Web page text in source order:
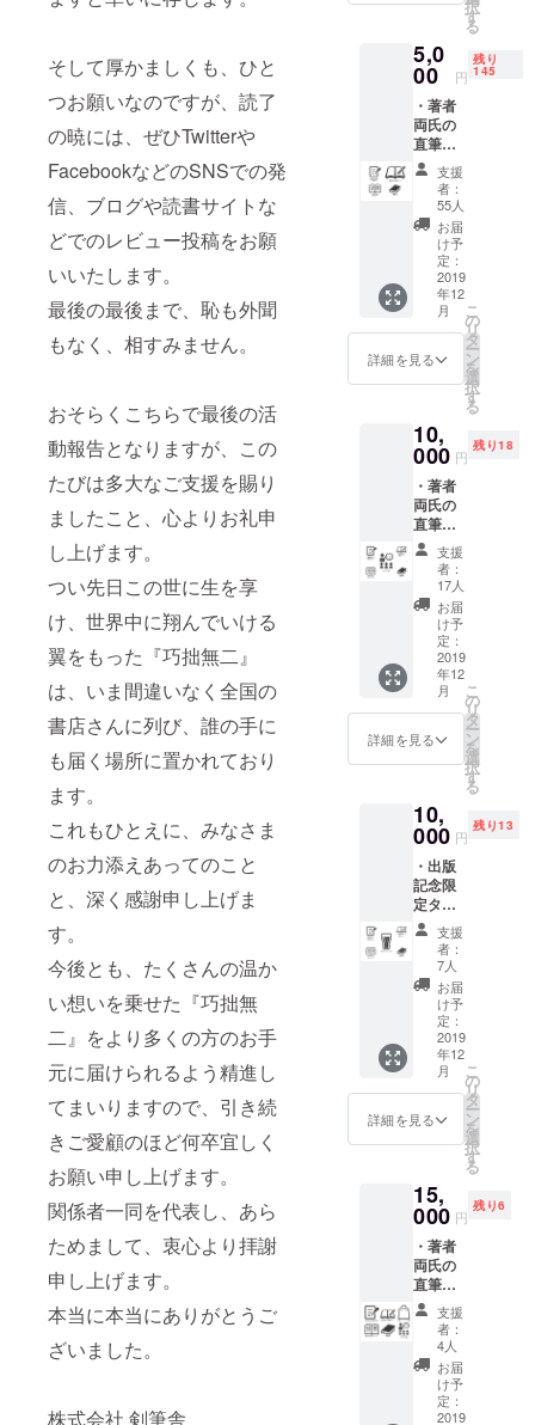
そして厚かましくも、ひと
つお願いなのですが、読了
の暁には、ぜひTwitterや
FacebookなどのSNSでの発
信、ブログや読書サイトな
どでのレビュー投稿をお願
いいたします。
最後の最後まで、恥も外聞
もなく、相すみません。
おそらくこちらで最後の活
動報告となりますが、この
たびは多大なご支援を賜り
ましたこと、心よりお礼申
し上げます。
つい先日この世に生を享
け、世界中に翔んでいける
翼をもった『巧拙無二』
は、いま間違いなく全国の
書店さんに列び、誰の手に
も届く場所に置かれており
ます。
これもひとえに、みなさま
のお力添えあってのこと
と、深く感謝申し上げま
す。
今後とも、たくさんの温か
い想いを乗せた『巧拙無
二』をより多くの方のお手
元に届けられるよう精進し
てまいりますので、引き続
きご愛顧のほど何卒宜しく
お願い申し上げます。
関係者一同を代表し、あら
ためまして、衷心より拝謝
申し上げます。
本当に本当にありがとうご
ざいました。
株式会社 剣筆舎
のも、仕事
のひとつと
考え、現在
に至る。
「剣筆舎
在りし日の
巨星が伝え
遺してきた
創作物。
今まさに、
俊英が懸命
創作物。
将来現れる
賢哲が想像
するだろう
創作物。
すべてが過
去と現在、
そして未来
を繋ぐ、人
類共通の偉
大なる財産
であり、現
と人間の業
から解き放
たれようと
した、古今
東西におけ
る創作者の
魂の叫びが
込められて
まさしく、
一己の安寧
和を願って
びなので
人々が全身
で受け止
め、胸に刻
み込むべき
叫び――
太古から文
化の礎と
して、
書籍と
『巧拙
無二』
ととも
にお届
けいた
しま
す。
※巻末に
は、あ
なたの
お名前
をクレ
ジット
いたし
順不同
となり
ます。
必ず備
考欄に
ご希望
のクレ
ジット
名をご
記入く
ださ
い）。
※お届
けは、
2019年
旬の予
定で
択
す
る
5,0
00 円
残り
145
・著者
両氏の
直筆お
礼状 ・
巻末お
名前ク
レジッ
ト ・書
籍2部
・著者
両氏の
直筆サ
イン
著者ふ
たりが
めて直
筆で書
いたお
礼状を
複写し
て、書
籍と
なった
『巧拙
無二』
ととも
にお届
けいた
します
（うち1
部に著
者両氏
す。為
書きの
選択で
きます
が、為
書き有
りの場
合は、
必ず備
考欄に
ご希望
のお名
前をご
記入く
ださ
い）。
※巻末
のお名
前をク
レジッ
トいた
します
（掲載
順は、
順不同
となり
ます。
必ず備
考欄に
支援
者：
55人
お届
け予
定：
2019
年12
月
詳細を見る
こ
の
リ
タ
ー
ン
を
選
択
す
る
10,
000 円
残り18
・著者
両氏の
直筆お
礼状 ・
巻末お
名前ク
レジッ
ト ・書
籍2部
・著者
両氏の
直筆サ
イン ・
ご支援
者限定
ク
ショー
ご招待
チケッ
ト1枚
著者
ふたり
が感謝
の意を
込めて
直筆で
書いた
お礼状
を複写
して、
書籍と
なった
にお届
けいた
（うち1
部に著
者両氏
のサイ
ンをい
たしま
す。為
書きの
有無を
支援
者：
17人
お届
け予
定：
2019
年12
月
詳細を見る
こ
の
リ
タ
ー
ン
を
選
択
す
る
10,
000 円
残り13
・出版
記念限
定タン
ブラー1
個
（THER
MOS
製、真
空断
熱、
300ml
） ・著
者両氏
の直筆
お礼状
クレ
ジット
・書籍2
部 ・著
者両氏
の直筆
サイン
著者
ふたり
が感謝
の意を
込めて
支援
者：
7人
お届
け予
定：
2019
年12
月
詳細を見る
こ
の
リ
タ
ー
ン
を
選
択
す
る
15,
000 円
残り6
・著者
両氏の
直筆お
礼状 ・
巻末お
名前ク
レジッ
ト ・書
籍2部
・著者
支援
者：
4人
お届
け予
定：
2019